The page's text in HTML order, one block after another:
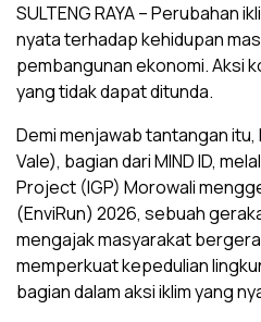
SULTENG RAYA – Perubahan
nyata terhadap kehidupan
pembangunan ekonomi. Aksi
yang tidak dapat ditunda.
Demi menjawab tantangan
Vale), bagian dari MIND ID,
Project (IGP) Morowali
(EnviRun) 2026, sebuah
mengajak masyarakat
memperkuat kepedulian
bagian dalam aksi iklim yang